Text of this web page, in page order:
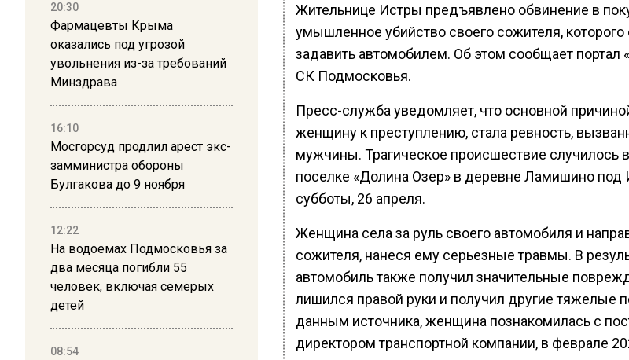
20:30
Фармацевты Крыма
оказались под угрозой
увольнения из-за требований
Минздрава
16:10
Мосгорсуд продлил арест экс-
замминистра обороны
Булгакова до 9 ноября
12:22
На водоемах Подмосковья за
два месяца погибли 55
человек, включая семерых
детей
08:54
Жительнице Истры предъявлено обвинение в
умышленное убийство своего сожителя, которого
задавить автомобилем. Об этом сообщает портал
СК Подмосковья.
Пресс-служба уведомляет, что основной
женщину к преступлению, стала ревность,
мужчины. Трагическое происшествие случилось
поселке «Долина Озер» в деревне Ламишино под
субботы, 26 апреля.
Женщина села за руль своего автомобиля и
сожителя, нанеся ему серьезные травмы. В
автомобиль также получил значительные
лишился правой руки и получил другие тяжелые
данным источника, женщина познакомилась с
директором транспортной компании, в феврале